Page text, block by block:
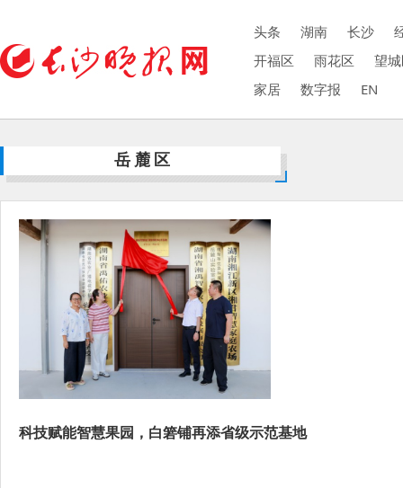
头条 湖南 长沙
开福区
雨花区
望
家居
数字报 EN
岳麓区
科技赋能智慧果园，白箬铺再添省级示范基地